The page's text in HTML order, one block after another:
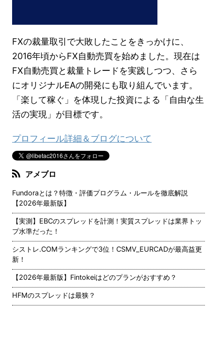
FXの裁量取引で大敗したことをきっかけに、
2016年頃からFX自動売買を始めました。現在は
FX自動売買と裁量トレードを実践しつつ、さら
にオリジナルEAの開発にも取り組んでいます。
「楽して稼ぐ」を体現した投資による「自由な生
活の実現」が目標です。
プロフィール詳細＆ブログについて
アメブロ
Fundoraとは？特徴・評価プログラム・ルールを徹底解説
【2026年最新版】
【実測】EBCのスプレッドを計測！実質スプレッドは業界トッ
プ水準だった！
シストレ.COMランキングで3位！CSMV_EURCADが最高益更
新！
【2026年最新版】Fintokeiはどのプランがおすすめ？
HFMのスプレッドは最狭？